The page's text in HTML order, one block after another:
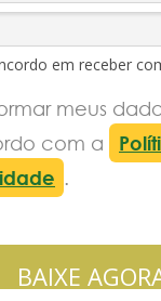
em receber
meus
com a
.
BAIXE